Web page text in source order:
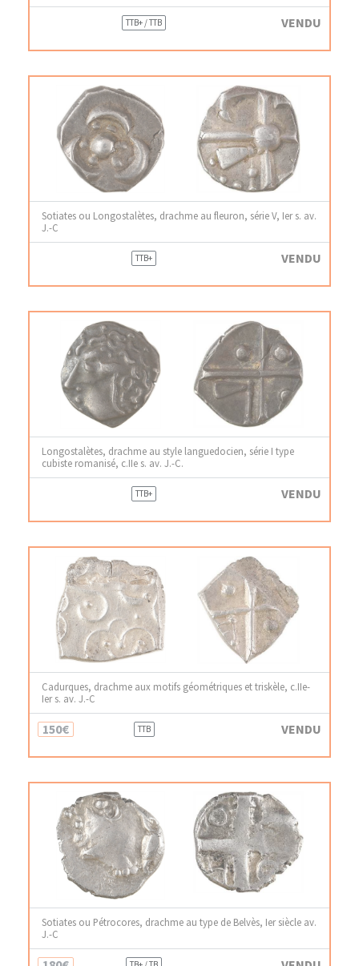
TTB+ / TTB VENDU
Sotiates ou Longostalètes, drachme au fleuron, série V, Ier s. av.
J.-C
TTB+ VENDU
Longostalètes, drachme au style languedocien, série I type
cubiste romanisé, c.IIe s. av. J.-C.
TTB+ VENDU
Cadurques, drachme aux motifs géométriques et triskèle, c.IIe-
Ier s. av. J.-C
150€ TTB VENDU
Sotiates ou Pétrocores, drachme au type de Belvès, Ier siècle av.
J.-C